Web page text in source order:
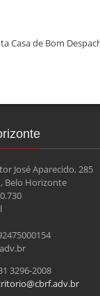
Casa de Bom
José Aparecido, 285
Belo Horizonte
3296-2008